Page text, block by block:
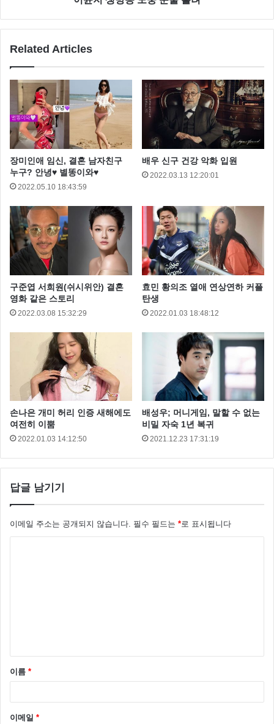
Related Articles
장미인애 임신, 결혼 남자친구
누구? 안녕♥ 별똥이와♥
2022.05.10 18:43:59
배우 신구 건강 악화 입원
2022.03.13 12:20:01
구준엽 서희원(쉬시위안) 결혼
영화 같은 스토리
2022.03.08 15:32:29
효민 황의조 열애 연상연하 커플
탄생
2022.01.03 18:48:12
손나은 개미 허리 인증 새해에도
여전히 이뿜
2022.01.03 14:12:50
배성우; 머니게임, 말할 수 없는
비밀 자숙 1년 복귀
2021.12.23 17:31:19
답글 남기기
이메일 주소는 공개되지 않습니다. 필수 필드는 *로 표시됩니다
이름 *
이메일 *